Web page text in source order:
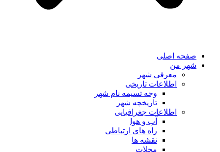
صفحه اصلی
شهر من
معرفی شهر
اطلاعات تاریخی
وجه تسیمه نام شهر
تاریخچه شهر
اطلاعات جغرافیایی
آب و هوا
راه های ارتباطی
نقشه ها
محلات